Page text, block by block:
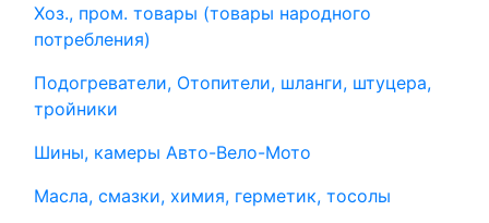
Хоз., пром. товары (товары народного
потребления)
Подогреватели, Отопители, шланги, штуцера,
тройники
Шины, камеры Авто-Вело-Мото
Масла, смазки, химия, герметик, тосолы